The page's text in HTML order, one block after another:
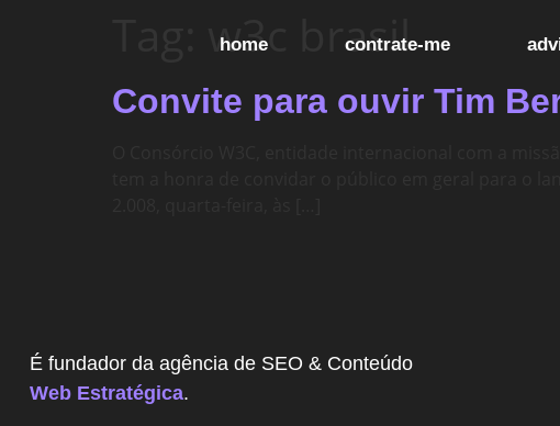
home contrate-me
w3c brasil
Convite para ouvir Tim
É fundador da agência de SEO & Conteúdo
Web Estratégica.